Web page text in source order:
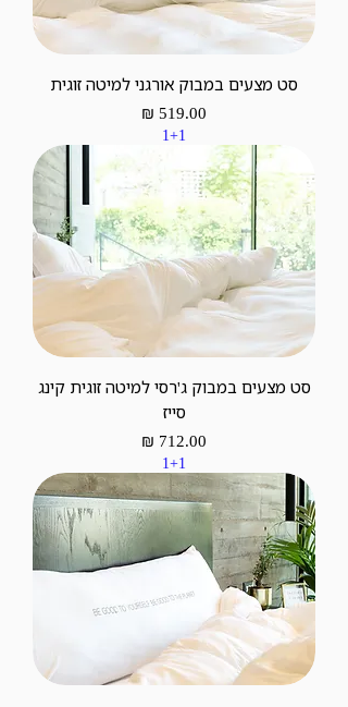
סט מצעים במבוק אורגני למיטה זוגית
מחיר
1+1
סט מצעים במבוק ג'רסי למיטה זוגית קינג
סייז
מחיר
1+1